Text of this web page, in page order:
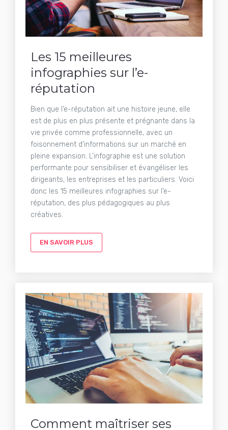
Les 15 meilleures
infographies sur l’e-
réputation
Bien que l’e-réputation ait une histoire jeune, elle
est de plus en plus présente et prégnante dans la
vie privée comme professionnelle, avec un
foisonnement d’informations sur un marché en
pleine expansion. L’infographie est une solution
performante pour sensibiliser et évangéliser les
dirigeants, les entreprises et les particuliers. Voici
donc les 15 meilleures infographies sur l’e-
réputation, des plus pédagogiques au plus
créatives.
EN SAVOIR PLUS
Comment maîtriser ses